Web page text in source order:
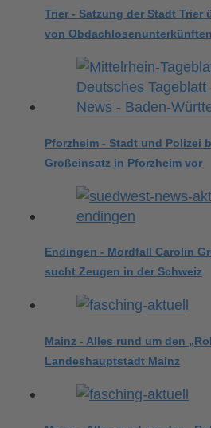
Trier - Satzung der Stadt Trier
von
Pforzheim - Stadt und Polizei
Großeinsatz in Pforzheim vor
Endingen - Mordfall Carolin
sucht Zeugen in der Schweiz
Mainz - Alles rund um den
Landeshauptstadt Mainz